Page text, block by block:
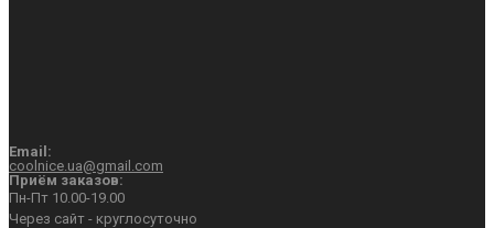
Email:
coolnice.ua@gmail.com
Приём заказов:
Пн-Пт 10.00-19.00
Через сайт - круглосуточно